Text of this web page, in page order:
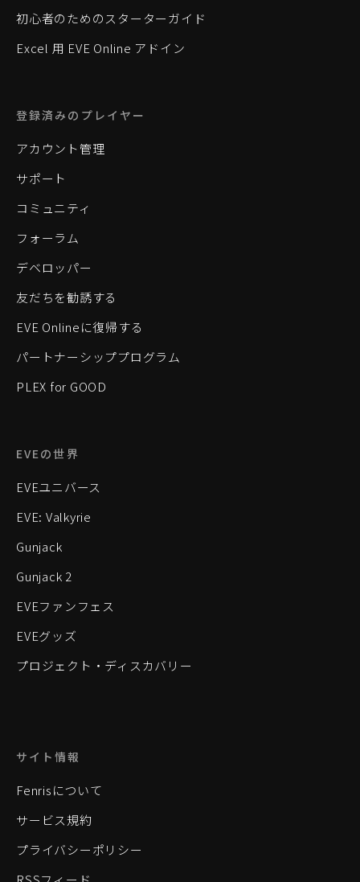
初心者のためのスターターガイド
Excel 用 EVE Online アドイン
登録済みのプレイヤー
アカウント管理
サポート
コミュニティ
フォーラム
デベロッパー
友だちを勧誘する
EVE Onlineに復帰する
パートナーシッププログラム
PLEX for GOOD
EVEの世界
EVEユニバース
EVE: Valkyrie
Gunjack
Gunjack 2
EVEファンフェス
EVEグッズ
プロジェクト・ディスカバリー
サイト情報
Fenrisについて
サービス規約
プライバシーポリシー